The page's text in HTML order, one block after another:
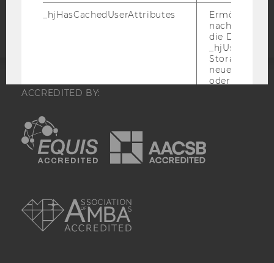
Webseite
ACCREDITED BY:
EQUIS
_hjHasCachedUserAttributes
Ermöglicht
die Daten in
Storage auf
neuesten
oder nicht.